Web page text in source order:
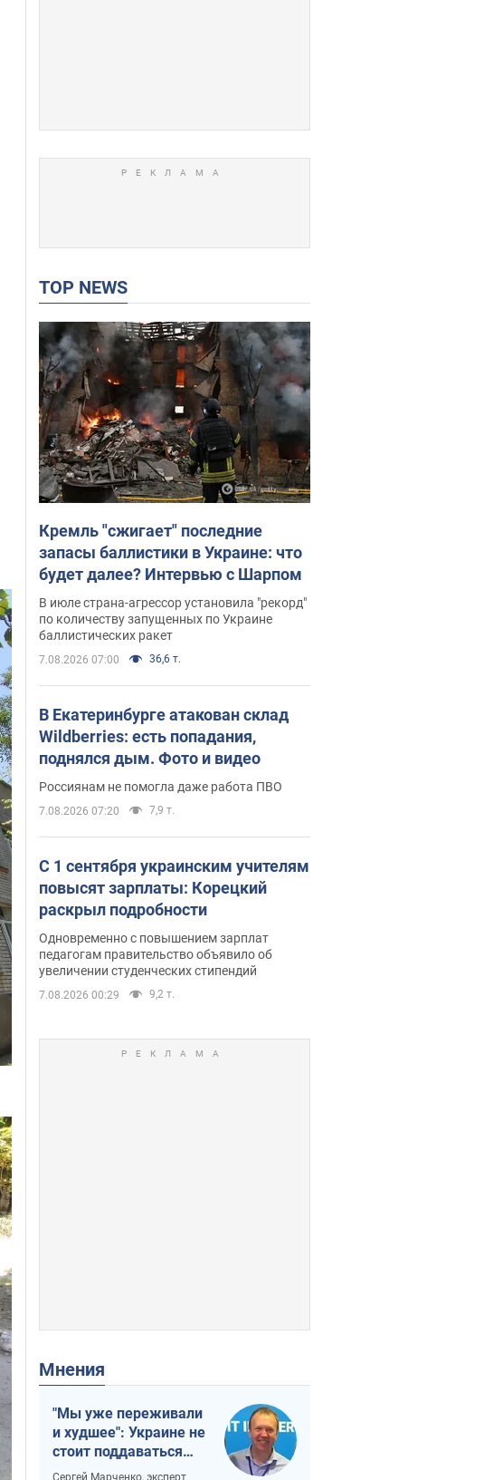
TOP NEWS
Кремль "сжигает" последние
запасы баллистики в Украине: что
будет далее? Интервью с Шарпом
В июле страна-агрессор установила "рекорд"
по количеству запущенных по Украине
баллистических ракет
7.08.2026 07:00 36,6 т.
В Екатеринбурге атакован склад
Wildberries: есть попадания,
поднялся дым. Фото и видео
Россиянам не помогла даже работа ПВО
7.08.2026 07:20 7,9 т.
С 1 сентября украинским учителям
повысят зарплаты: Корецкий
раскрыл подробности
Одновременно с повышением зарплат
педагогам правительство объявило об
увеличении студенческих стипендий
7.08.2026 00:29 9,2 т.
Мнения
"Мы уже переживали
и худшее": Украине не
стоит поддаваться
отчаянию из-за
Сергей Марченко, эксперт